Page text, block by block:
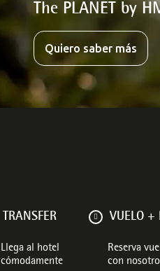
The PLANET by
Quiero saber más
TRANSFER
Llega al hotel
cómodamente
VUELO +
Reserva
con